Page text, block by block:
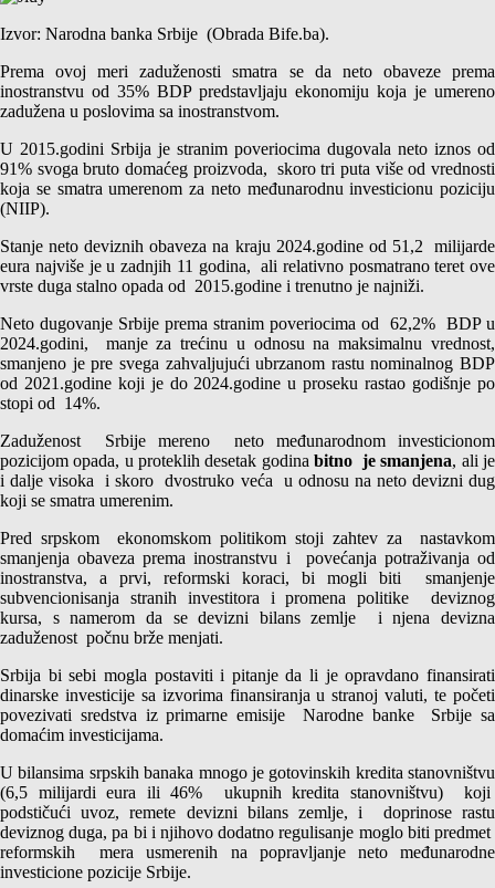
Izvor: Narodna banka Srbije (Obrada Bife.ba).
Prema ovoj meri zaduženosti smatra se da neto obaveze prema
inostranstvu od 35% BDP predstavljaju ekonomiju koja je umereno
zadužena u poslovima sa inostranstvom.
U 2015.godini Srbija je stranim poveriocima dugovala neto iznos od
91% svoga bruto domaćeg proizvoda, skoro tri puta više od vrednosti
koja se smatra umerenom za neto međunarodnu investicionu poziciju
(NIIP).
Stanje neto deviznih obaveza na kraju 2024.godine od 51,2 milijarde
eura najviše je u zadnjih 11 godina, ali relativno posmatrano teret ove
vrste duga stalno opada od 2015.godine i trenutno je najniži.
Neto dugovanje Srbije prema stranim poveriocima od 62,2% BDP u
2024.godini, manje za trećinu u odnosu na maksimalnu vrednost,
smanjeno je pre svega zahvaljujući ubrzanom rastu nominalnog BDP
od 2021.godine koji je do 2024.godine u proseku rastao godišnje po
stopi od 14%.
Zaduženost Srbije mereno neto međunarodnom investicionom
pozicijom opada, u proteklih desetak godinabitno je smanjena, ali je
i dalje visoka i skoro dvostruko veća u odnosu na neto devizni dug
koji se smatra umerenim.
Pred srpskom ekonomskom politikom stoji zahtev za nastavkom
smanjenja obaveza prema inostranstvu i povećanja potraživanja od
inostranstva, a prvi, reformski koraci, bi mogli biti smanjenje
subvencionisanja stranih investitora i promena politike deviznog
kursa, s namerom da se devizni bilans zemlje i njena devizna
zaduženost počnu brže menjati.
Srbija bi sebi mogla postaviti i pitanje da li je opravdano finansirati
dinarske investicije sa izvorima finansiranja u stranoj valuti, te početi
povezivati sredstva iz primarne emisije Narodne banke Srbije sa
domaćim investicijama.
U bilansima srpskih banaka mnogo je gotovinskih kredita stanovništvu
(6,5 milijardi eura ili 46% ukupnih kredita stanovništvu) koji
podstičući uvoz, remete devizni bilans zemlje, i doprinose rastu
deviznog duga, pa bi i njihovo dodatno regulisanje moglo biti predmet
reformskih mera usmerenih na popravljanje neto međunarodne
investicione pozicije Srbije.